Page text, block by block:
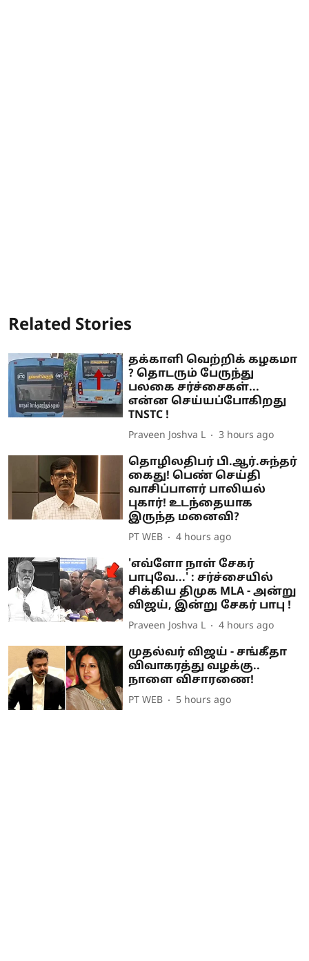
Related Stories
தக்காளி வெற்றிக் கழகமா
? தொடரும் பேருந்து
பலகை சர்ச்சைகள்...
என்ன செய்யப்போகிறது
TNSTC !
Praveen Joshva L 3 hours ago
தொழிலதிபர் பி.ஆர்.சுந்தர்
கைது! பெண் செய்தி
வாசிப்பாளர் பாலியல்
புகார்! உடந்தையாக
இருந்த மனைவி?
PT WEB 4 hours ago
'எவ்ளோ நாள் சேகர்
பாபுவே...' : சர்ச்சையில்
சிக்கிய திமுக MLA - அன்று
விஜய், இன்று சேகர் பாபு !
Praveen Joshva L 4 hours ago
முதல்வர் விஜய் - சங்கீதா
விவாகரத்து வழக்கு..
நாளை விசாரணை!
PT WEB 5 hours ago